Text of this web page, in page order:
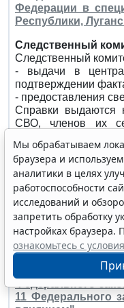
Федерации в
Республики,
Следственный
Следственный
- выдачи в
подтверждении
- предоставления
Справки выдаются
СВО, членов их
соответствующих
один месяц.
Справка может быть
Учет выданных
Зарегистрировано в
Суд и
Федеральный
Федерального
11 Федерального
Мы обрабатываем
браузера и
аналитики в целях
работоспособности
исследований и
запретить обработку
настройках браузера.
ознакомьтесь с